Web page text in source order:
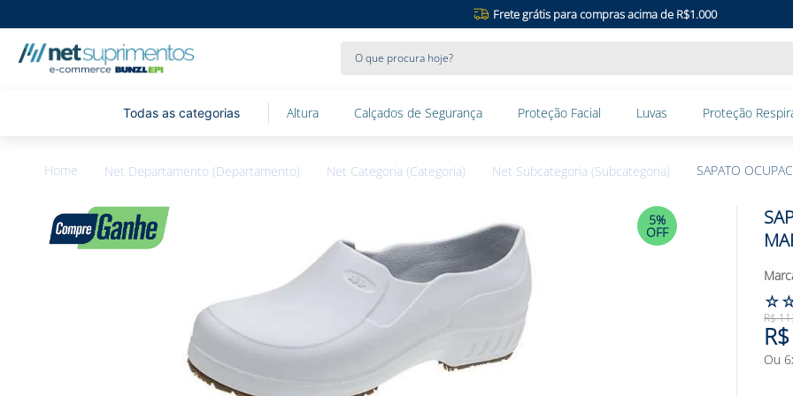
Frete grátis para compras acima de R$1.000
Altura Calçados de Segurança Proteção Facial Luvas Proteção
Net Departamento (Departamento) Net Categoria (Categoria) Net Subcategoria (Subcategoria) SAPATO
5%
OFF
☆
R$
R$
Ou 6